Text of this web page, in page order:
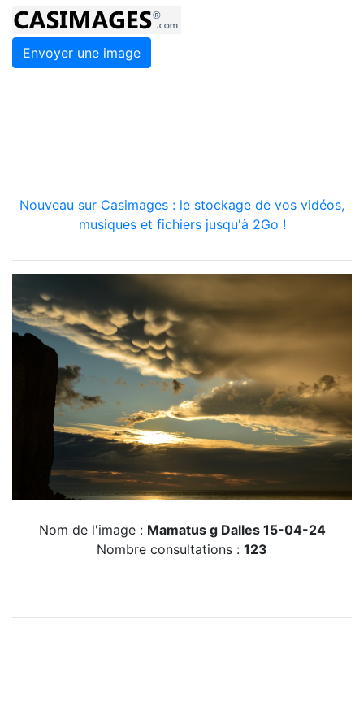
Envoyer une image
Nouveau sur Casimages : le stockage de vos vidéos,
musiques et fichiers jusqu'à 2Go !
Nom de l'image : Mamatus g Dalles 15-04-24
Nombre consultations : 123